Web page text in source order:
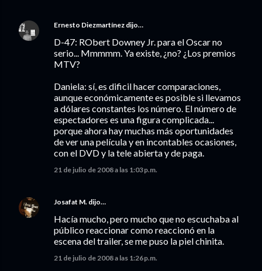
Ernesto Diezmartínez dijo…
D-47: RObert Downey Jr. para el Oscar no
serio... Mmmmm. Ya existe, ¿no? ¿Los premios
MTV?
Daniela: sí, es dificil hacer comparaciones,
aunque económicamente es posible si llevamos
a dólares constantes los número. El número de
espectadores es una figura complicada...
porque ahora hay muchas más oportunidades
de ver una película y en incontables ocasiones,
con el DVD y la tele abierta y de paga.
21 de julio de 2008 a las 1:03 p.m.
Josafat M. dijo…
Hacía mucho, pero mucho que no escuchaba al
público reaccionar como reaccionó en la
escena del trailer, se me puso la piel chinita.
21 de julio de 2008 a las 1:26 p.m.